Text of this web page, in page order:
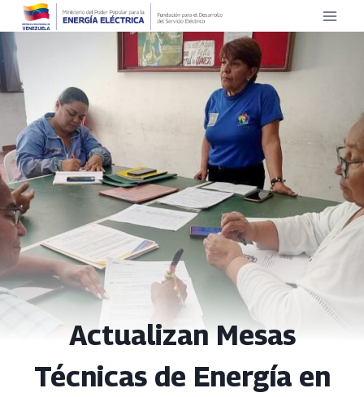
Saltar
Actualizan Mesas
Técnicas de Energía en